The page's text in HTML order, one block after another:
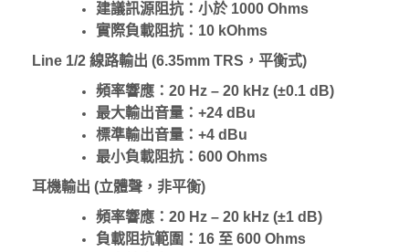
建議訊源阻抗：小於 1000 Ohms
實際負載阻抗：10 kOhms
Line 1/2 線路輸出 (6.35mm TRS，平衡式)
頻率響應：20 Hz – 20 kHz (±0.1 dB)
最大輸出音量：+24 dBu
標準輸出音量：+4 dBu
最小負載阻抗：600 Ohms
耳機輸出 (立體聲，非平衡)
頻率響應：20 Hz – 20 kHz (±1 dB)
負載阻抗範圍：16 至 600 Ohms